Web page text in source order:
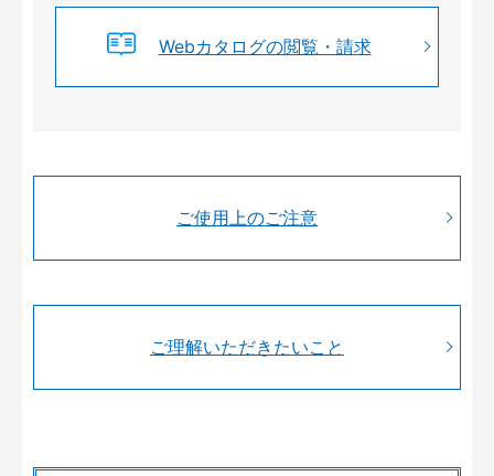
Webカタログの閲覧・請求
ご使用上のご注意
ご理解いただきたいこと